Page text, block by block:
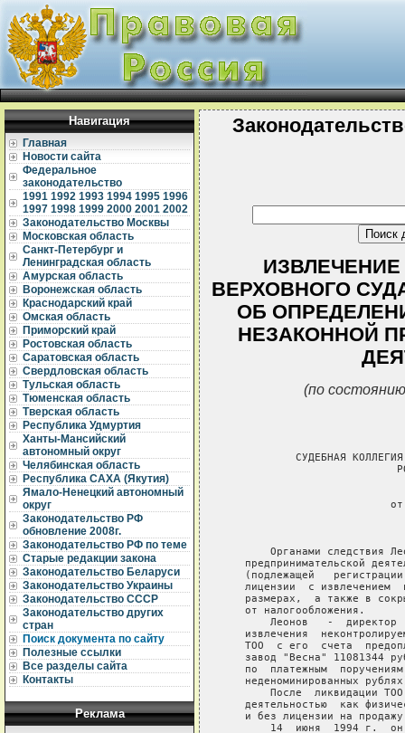
Навигация
Главная
Новости сайта
Федеральное
законодательство
1991 1992 1993 1994 1995 1996
1997 1998 1999 2000 2001 2002
Законодательство Москвы
Московская область
Санкт-Петербург и
Ленинградская область
Амурская область
Воронежская область
Краснодарский край
Омская область
Приморский край
Ростовская область
Саратовская область
Свердловская область
Тульская область
Тюменская область
Тверская область
Республика Удмуртия
Ханты-Мансийский
автономный округ
Челябинская область
Республика САХА (Якутия)
Ямало-Ненецкий автономный
округ
Законодательство РФ
обновление 2008г.
Законодательство РФ по теме
Старые редакции закона
Законодательство Беларуси
Законодательство Украины
Законодательство СССР
Законодательство других
стран
Поиск документа по сайту
Полезные ссылки
Все разделы сайта
Контакты
Реклама
ВЕРХОВНОГО
ОБ
НЕЗАКОННОЙ
(по
СУДЕБНАЯ
Органами следствия
предпринимательской
(подлежащей
лицензии  с извлечением
размерах,  а также в
   от налогообложения.
Леонов   -  директор
извлечения
ТОО  с его  счета
завод "Весна" 11081344
по  платежным
неденоминированных
После  ликвидации
деятельностью  как
и без лицензии на
14  июня  1994 г.